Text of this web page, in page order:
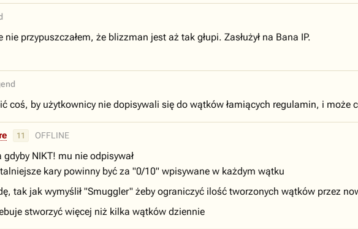
nie przypuszczałem, że blizzman jest aż tak głupi. Zasłużył na Bana IP.
coś, by użytkownicy nie dopisywali się do wątków łamiących regulamin, i może
11 OFFLINE
NIKT! mu nie odpisywał
kary powinny być za "0/10" wpisywane w każdym wątku
tak jak wymyślił "Smuggler" żeby ograniczyć ilość tworzonych wątków przez
stworzyć więcej niż kilka wątków dziennie